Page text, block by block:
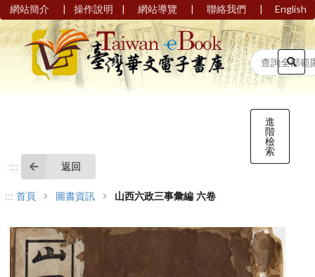
網站簡介 | 操作說明 | 網站導覽 | 聯絡我們 | English
進
階
檢
索
::: 返回
::: 首頁 圖書資訊 山西六政三事彙編 六卷